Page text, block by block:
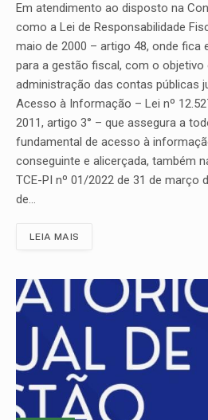
Em atendimento ao disposto na
como a Lei de Responsabilidade
maio de 2000 – artigo 48, onde fica
para a gestão fiscal, com o objetivo
administração das contas públicas
Acesso à Informação – Lei nº
2011, artigo 3° – que assegura a
fundamental de acesso à
conseguinte e alicerçada, também
TCE-PI nº 01/2022 de 31 de março
de…
LEIA MAIS